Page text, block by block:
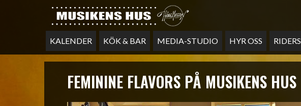
KALENDER KÖK & BAR MEDIA-STUDIO HYR OSS RIDERS
FEMININE FLAVORS PÅ MUSIKENS HUS